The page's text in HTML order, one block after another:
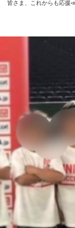
皆さま、これからも応援